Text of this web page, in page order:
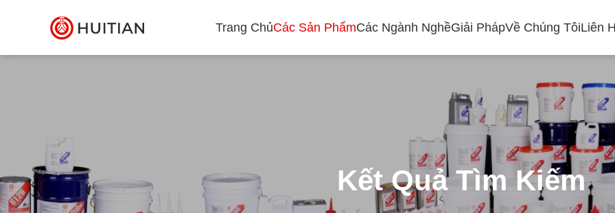
Trang ChủCác Sản PhẩmCác Ngành NghềGiải PhápVề Chúng TôiLiên
Kết Quả Tìm Kiếm